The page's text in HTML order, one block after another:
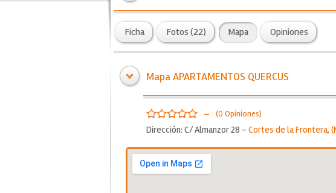
Ficha Fotos (22) Mapa Opiniones
Mapa APARTAMENTOS QUERCUS
- (0 Opiniones)
Dirección: C/ Almanzor 28 - Cortes de la Frontera, (